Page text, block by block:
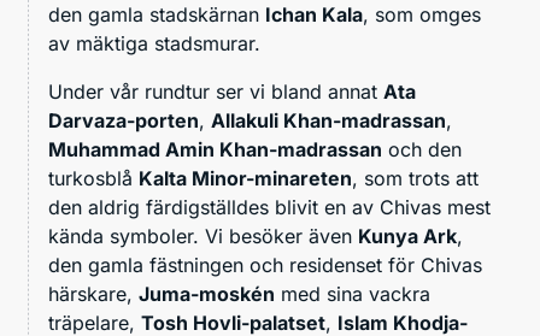
den gamla stadskärnan Ichan Kala, som omges
av mäktiga stadsmurar.
Under vår rundtur ser vi bland annat Ata
Darvaza-porten, Allakuli Khan-madrassan,
Muhammad Amin Khan-madrassan och den
turkosblå Kalta Minor-minareten, som trots att
den aldrig färdigställdes blivit en av Chivas mest
kända symboler. Vi besöker även Kunya Ark,
den gamla fästningen och residenset för Chivas
härskare, Juma-moskén med sina vackra
träpelare, Tosh Hovli-palatset, Islam Khodja-